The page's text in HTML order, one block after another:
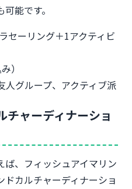
能です。
セーリング＋1アクティビ
）
人グループ、アクティブ派
チャーディナーショ
ば、フィッシュアイマリン
カルチャーディナーショ